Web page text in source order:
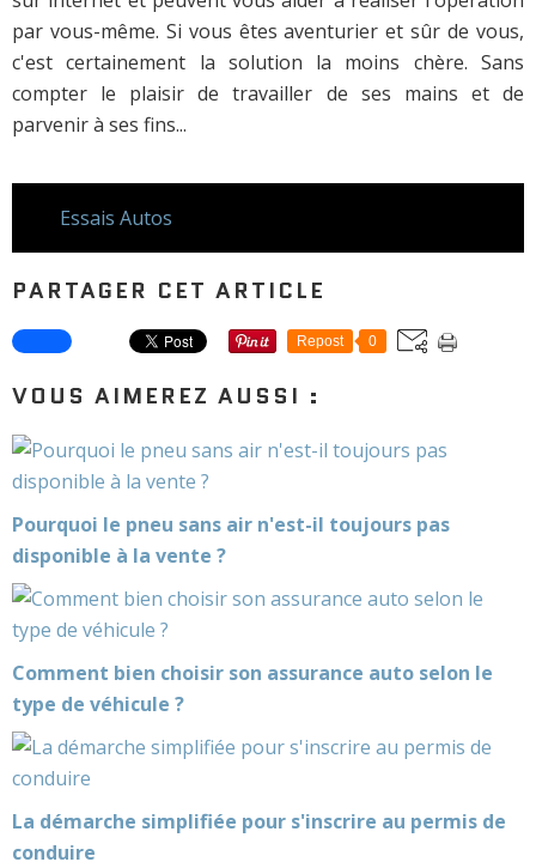
par vous-même. Si vous êtes aventurier et sûr de vous,
c'est certainement la solution la moins chère. Sans
compter le plaisir de travailler de ses mains et de
parvenir à ses fins...
Essais Autos
PARTAGER CET ARTICLE
Repost 0
VOUS AIMEREZ AUSSI :
Pourquoi le pneu sans air n'est-il toujours pas
disponible à la vente ?
Comment bien choisir son assurance auto selon le
type de véhicule ?
La démarche simplifiée pour s'inscrire au permis de
conduire